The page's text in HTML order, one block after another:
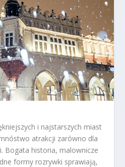
i najstarszych miast
atrakcji zarówno dla
Bogata historia, malownicze
formy rozrywki sprawiają,